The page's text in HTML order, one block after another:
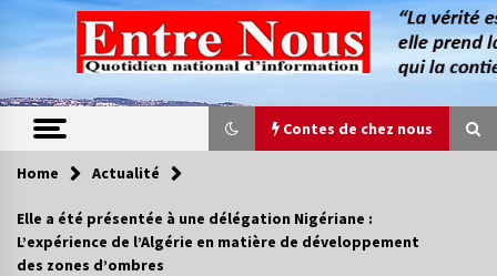
content
Contes de chez nous
Contes de chez nous
Quand la mère n’est plus là (17e partie)
Home Actualité
Elle a été présentée à une délégation Nigériane :
L’expérience de l’Algérie en matière de développement
des zones d’ombres